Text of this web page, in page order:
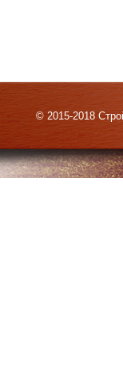
© 2015-2018